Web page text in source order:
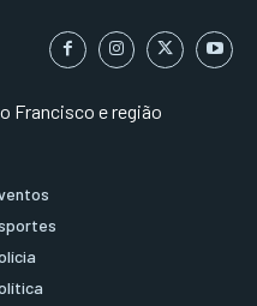
Francisco e região